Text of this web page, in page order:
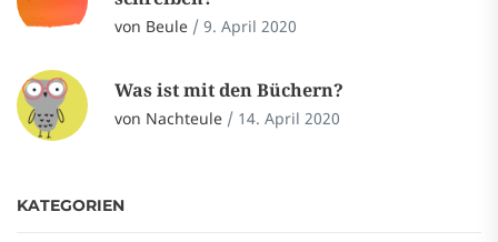
von Beule / 9. April 2020
Was ist mit den Büchern?
von Nachteule / 14. April 2020
KATEGORIEN